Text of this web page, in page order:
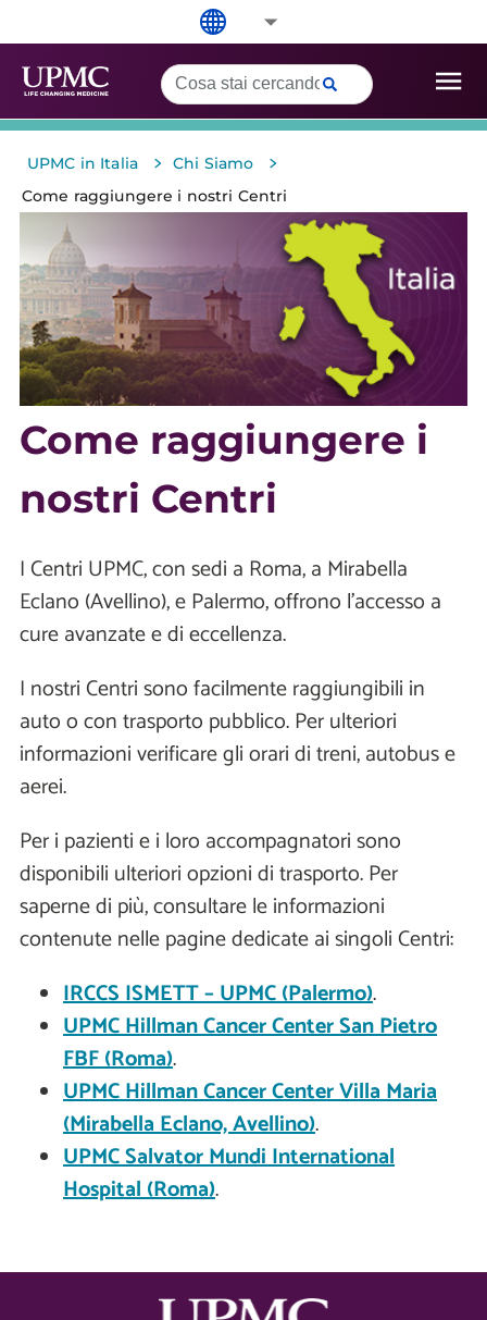
UPMC in Italia > Chi Siamo >
Come raggiungere i nostri Centri
Come raggiungere i
nostri Centri
I Centri UPMC, con sedi a Roma, a Mirabella
Eclano (Avellino), e Palermo, offrono l'accesso a
cure avanzate e di eccellenza.
I nostri Centri sono facilmente raggiungibili in
auto o con trasporto pubblico. Per ulteriori
informazioni verificare gli orari di treni, autobus e
aerei.
Per i pazienti e i loro accompagnatori sono
disponibili ulteriori opzioni di trasporto. Per
saperne di più, consultare le informazioni
contenute nelle pagine dedicate ai singoli Centri:
IRCCS ISMETT – UPMC (Palermo).
UPMC Hillman Cancer Center San Pietro
FBF (Roma).
UPMC Hillman Cancer Center Villa Maria
(Mirabella Eclano, Avellino).
UPMC Salvator Mundi International
Hospital (Roma).